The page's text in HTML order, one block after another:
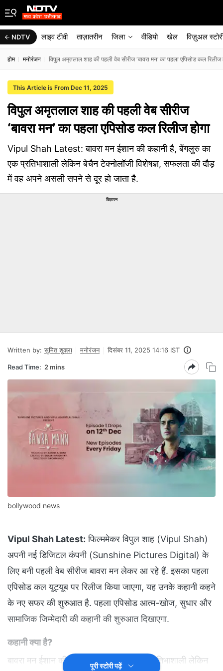
NDTV लाइव टीवी ताज़ातरीन जिला वीडियो खेल विज़ुअल
होम मनोरंजन विपुल अमृतलाल शाह की पहली वेब सीरीज ‘बावरा मन’ का पहला एपिसोड कल रिलीज
This Article is From Dec 11, 2025
विपुल अमृतलाल शाह की पहली वेब सीरीज
‘बावरा मन’ का पहला एपिसोड कल रिलीज होगा
Vipul Shah Latest: बावरा मन ईशान की कहानी है, बेंगलुरु का
एक प्रतिभाशाली लेकिन बेचैन टेक्नोलॉजी विशेषज्ञ, सफलता की दौड़
में वह अपने असली सपने से दूर हो जाता है.
विज्ञापन
Written by: सुमित शुक्ला मनोरंजन दिसंबर 11, 2025 14:16 IST
Read Time: 2 mins
bollywood news
Vipul Shah Latest: फिल्ममेकर विपुल शाह (Vipul Shah)
अपनी नई डिजिटल कंपनी (Sunshine Pictures Digital) के
लिए बनी पहली वेब सीरीज बावरा मन लेकर आ रहे हैं. इसका पहला
एपिसोड कल यूट्यूब पर रिलीज किया जाएगा, यह उनके कहानी कहने
के नए सफर की शुरुआत है. पहला एपिसोड आत्म-खोज, सुधार और
सामाजिक जिम्मेदारी की कहानी की शुरुआत दिखाएगा.
कहानी क्या है?
बावरा मन ईशान की कहानी है, बेंगलुरु का एक प्रतिभाशाली लेकिन
पूरी स्टोरी पढ़ें